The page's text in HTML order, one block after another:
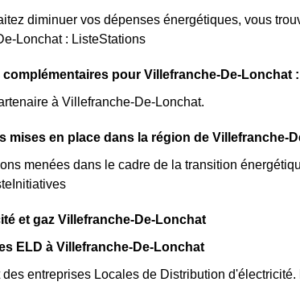
diminuer vos dépenses énergétiques, vous
Lonchat : ListeStations
complémentaires pour Villefranche-De-Lonchat :
à Villefranche-De-Lonchat.
mises en place dans la région de Villefranche-
menées dans le cadre de la transition
et gaz Villefranche-De-Lonchat
ELD à Villefranche-De-Lonchat
des entreprises Locales de Distribution